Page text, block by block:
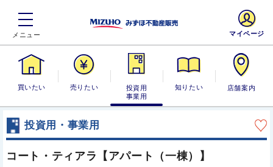
買いたい 売りたい
投資用・事業
用
知りたい 店舗案内
マイページ
投資用・事業用
コート・ティアラ【アパート（一棟）】